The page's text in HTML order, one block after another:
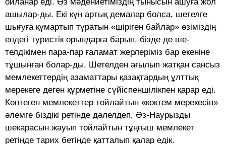
ашылар-ды. Екі күн артық демалар болса, ше­телге
шығуға құ­мартып тұратын «шіріген бай­лар» өзіміздің
ел­дегі туристік орын­дар­ға барып, бізде де ше­
телдікімен пара-пар ғаламат жерлеріміз бар еке­ніне
тұшынған болар-ды. Ше­тел­ден ағылып жатқан сансыз
мемлекеттердің азаматтары қа­зақтардың ұлттық
мерекеге деген құр­ме­тіне сүйіспеншілікпен қарар еді.
Көптеген мемлекеттер тойлайтын «көктем мерекесін»
әлемге біздікі ретінде дәлелдеп, Әз-Наурызды
шекарасын жауып той­лайтын тұңғыш мемлекет
ретінде тарих бетінде қатталып қалар едік.